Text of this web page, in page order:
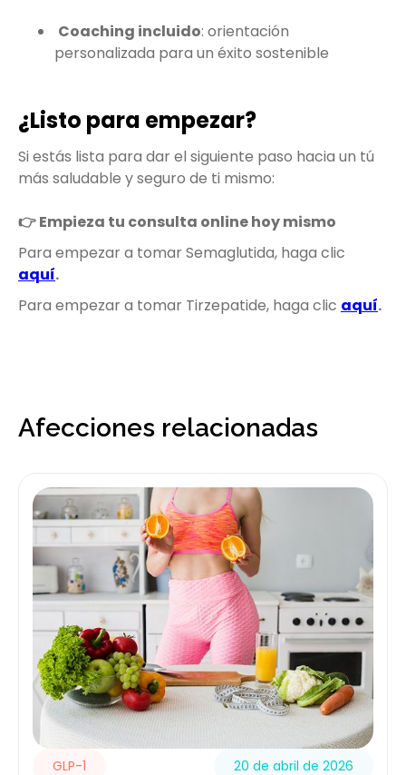
Coaching incluido: orientación
personalizada para un éxito sostenible
¿Listo para empezar?
Si estás lista para dar el siguiente paso hacia un tú
más saludable y seguro de ti mismo:
👉 Empieza tu consulta online hoy mismo
Para empezar a tomar Semaglutida, haga clic
aquí.
Para empezar a tomar Tirzepatide, haga clic aquí.
Afecciones relacionadas
GLP-1 20 de abril de 2026